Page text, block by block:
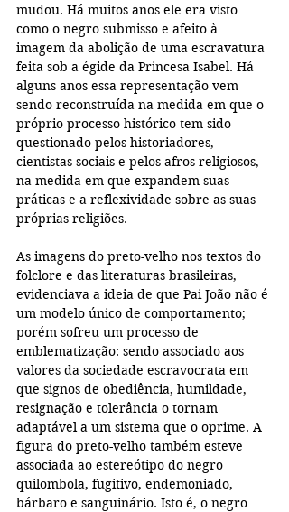
mudou. Há muitos anos ele era visto
como o negro submisso e afeito à
imagem da abolição de uma escravatura
feita sob a égide da Princesa Isabel. Há
alguns anos essa representação vem
sendo reconstruída na medida em que o
próprio processo histórico tem sido
questionado pelos historiadores,
cientistas sociais e pelos afros religiosos,
na medida em que expandem suas
práticas e a reflexividade sobre as suas
próprias religiões.
As imagens do preto-velho nos textos do
folclore e das literaturas brasileiras,
evidenciava a ideia de que Pai João não é
um modelo único de comportamento;
porém sofreu um processo de
emblematização: sendo associado aos
valores da sociedade escravocrata em
que signos de obediência, humildade,
resignação e tolerância o tornam
adaptável a um sistema que o oprime. A
figura do preto-velho também esteve
associada ao estereótipo do negro
quilombola, fugitivo, endemoniado,
bárbaro e sanguinário. Isto é, o negro